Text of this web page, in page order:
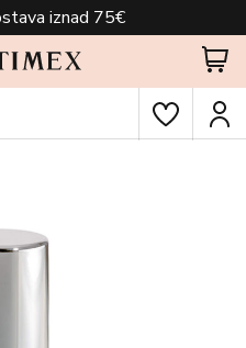
iznad 75€